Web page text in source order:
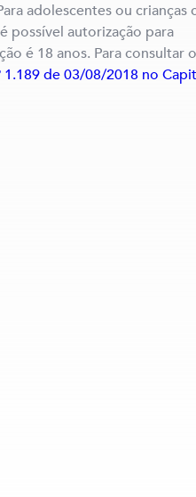
adolescentes ou crianças
possível autorização para
é 18 anos. Para consultar
1.189 de 03/08/2018 no